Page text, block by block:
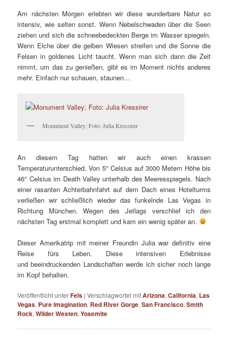
Am nächsten Morgen erlebten wir diese wunderbare Natur so
intensiv, wie selten sonst. Wenn Nebelschwaden über die Seen
ziehen und sich die schneebedeckten Berge im Wasser spiegeln.
Wenn Elche über die gelben Wiesen streifen und die Sonne die
Felsen in goldenes Licht taucht. Wenn man sich dann die Zeit
nimmt, um das zu genießen, gibt es im Moment nichts anderes
mehr. Einfach nur schauen, staunen…
Monument Valley; Foto: Julia Kressirer
An diesem Tag hatten wir auch einen krassen
Temperaturunterschied. Von 5° Celsius auf 3000 Metern Höhe bis
46° Celsius im Death Valley unterhalb des Meeresspiegels. Nach
einer rasanten Achterbahnfahrt auf dem Dach eines Hotelturms
verließen wir schließlich wieder das funkelnde Las Vegas in
Richtung München. Wegen des Jetlags verschlief ich den
nächsten Tag erstmal komplett und kam ein wenig später an.
Dieser Amerikatrip mit meiner Freundin Julia war definitiv eine
Reise fürs Leben. Diese intensiven Erlebnisse
und beeindruckenden Landschaften werde ich sicher noch lange
im Kopf behalten.
Veröffentlicht unterFels |Verschlagwortet mitArizona,California, Las
Vegas, Pure Imagination, Red River Gorge,San Francisco,Smith
Rock,Wilder Westen,Yosemite